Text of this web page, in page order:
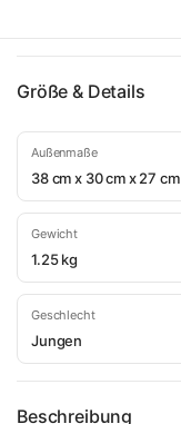
Größe & Details
Außenmaße
38 cm x 30 cm x 27 cm
Gewicht
1.25 kg
Geschlecht
Jungen
Beschreibung